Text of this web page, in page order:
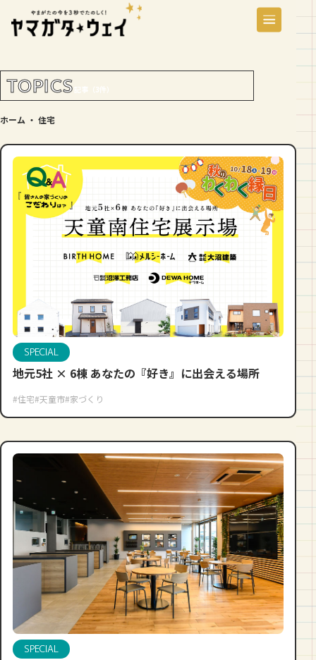
TOPICS 記事（3件）
ホーム ・ 住宅
SPECIAL
地元5社 × 6棟 あなたの『好き』に出会える場所
#住宅#天童市#家づくり
SPECIAL